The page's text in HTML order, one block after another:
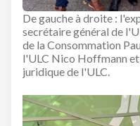
De gauche à droite :
secrétaire général de
de la Consommation
l'ULC Nico Hoffmann
juridique de l'ULC.